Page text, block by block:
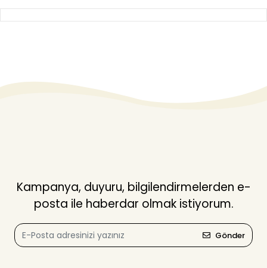
Kampanya, duyuru, bilgilendirmelerden e-
posta ile haberdar olmak istiyorum.
Gönder